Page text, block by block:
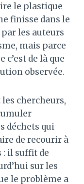
le plastique
finisse dans le
par les auteurs
mais parce
de là que
observée.
chercheurs,
déchets qui
de recourir à
: il suffit de
sur les
le problème a